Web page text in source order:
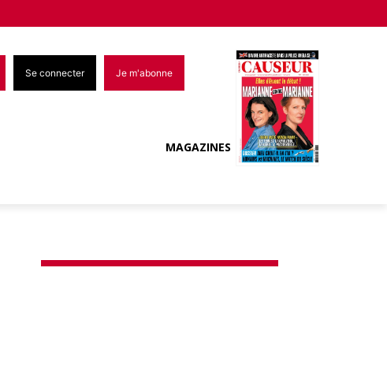
Se connecter Je m'abonne
MAGAZINES